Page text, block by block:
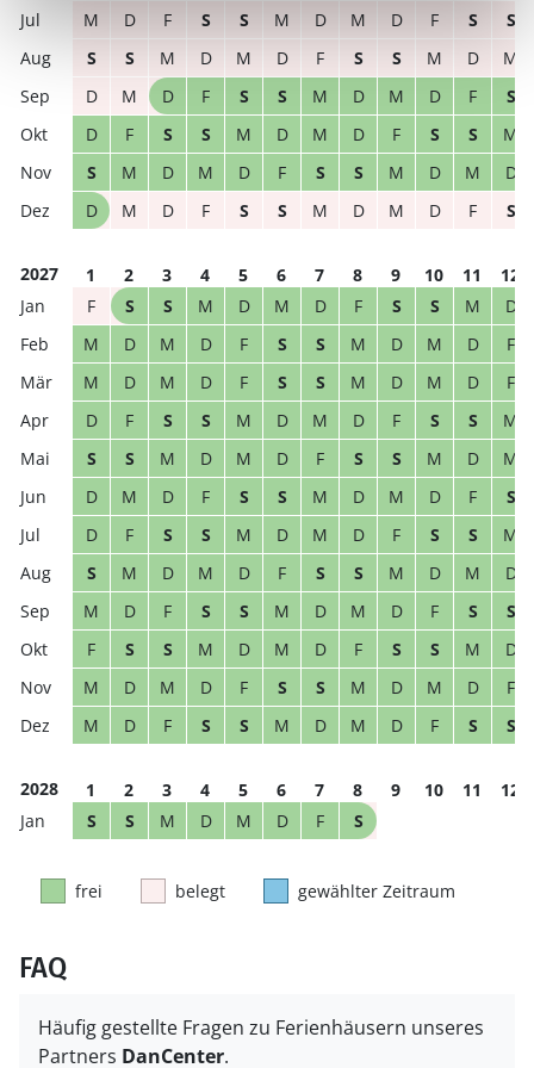
M
D F S S M D M D F S
S
S
S M D M D F S S M D
M
D
M D F S S M D M D F
S
D
F S S M D M D F S S
M
S
M D M D F S S M D M
D
D
M D F S S M D M D F S
2027 1 2 3 4 5 6 7 8 9 10 11
12
F
S S M D M D F S S M
D
M
D M D F S S M D M D
F
M
D M D F S S M D M D
F
D
F S S M D M D F S S
M
S
S M D M D F S S M D
M
D
M D F S S M D M D F
S
D
F S S M D M D F S S
M
S
M D M D F S S M D M
D
M
D F S S M D M D F S
S
F
S S M D M D F S S M
D
M
D M D F S S M D M D
F
M
D F S S M D M D F S S
2028 1 2 3 4 5 6 7 8 9 10 11
12
S
S M D M D F S
frei belegt gewählter Zeitraum
FAQ
Häufig gestellte Fragen zu Ferienhäusern unseres
Partners DanCenter.